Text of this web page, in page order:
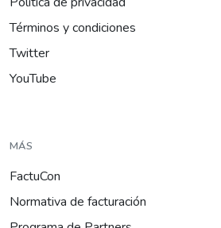
Términos y condiciones
Twitter
YouTube
MÁS
FactuCon
Normativa de facturación